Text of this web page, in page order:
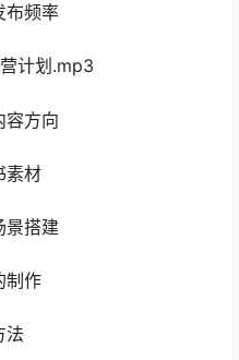
布频率
计划.mp3
容方向
素材
景搭建
制作
法